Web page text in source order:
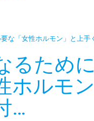
るため
ホルモ
…